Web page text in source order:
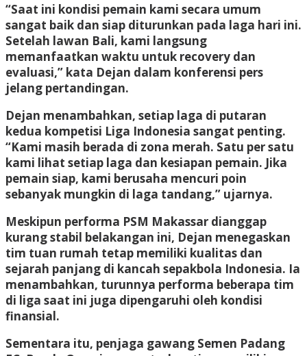
“Saat ini kondisi pemain kami secara umum
sangat baik dan siap diturunkan pada laga hari ini.
Setelah lawan Bali, kami langsung
memanfaatkan waktu untuk recovery dan
evaluasi,” kata Dejan dalam konferensi pers
jelang pertandingan.
Dejan menambahkan, setiap laga di putaran
kedua kompetisi Liga Indonesia sangat penting.
“Kami masih berada di zona merah. Satu per satu
kami lihat setiap laga dan kesiapan pemain. Jika
pemain siap, kami berusaha mencuri poin
sebanyak mungkin di laga tandang,” ujarnya.
Meskipun performa PSM Makassar dianggap
kurang stabil belakangan ini, Dejan menegaskan
tim tuan rumah tetap memiliki kualitas dan
sejarah panjang di kancah sepakbola Indonesia. Ia
menambahkan, turunnya performa beberapa tim
di liga saat ini juga dipengaruhi oleh kondisi
finansial.
Sementara itu, penjaga gawang Semen Padang